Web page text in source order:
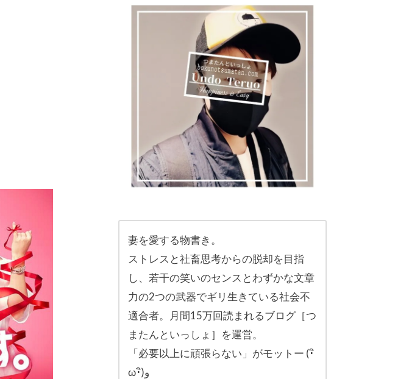
妻を愛する物書き。
ストレスと社畜思考からの脱却を目指
し、 若干の笑いのセンスとわずかな文章
力の2つの武器でギリ生きている社会不
適合者。月間15万回読まれるブログ［つ
またんといっしょ］を運営。
「必要以上に頑張らない」がモットー (･ิ
ω･ิ)و